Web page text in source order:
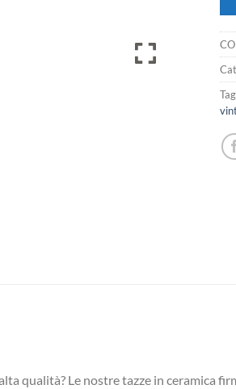
qualità? Le nostre tazze in ceramica